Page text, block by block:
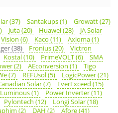
(37) Santakups (1)
Growatt (27)
Juta (20) Huawei (28)
JA Solar
Vision (6) Kaco (11)
Axioma (1)
(38) Fronius (20)
Victron
Kostal (10) PrimeVOLT (6)
SMA
(2) AEconversion (1)
Tigo
(7) REFUsol (5)
LogicPower (21)
Solar (7)
EverExceed (15)
Luminous (1)
Power Inverter (11)
Pylontech (12)
Longi Solar (18)
(2) DAH (2)
Afore (41)